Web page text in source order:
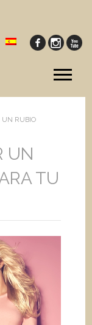
UN RUBIO
UN
TU